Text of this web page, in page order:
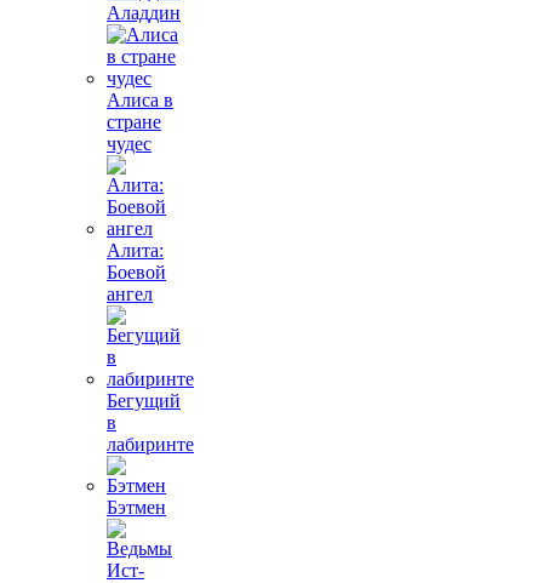
Аладдин
Алиса в
стране
чудес
Алита:
Боевой
ангел
Бегущий
в
лабиринте
Бэтмен